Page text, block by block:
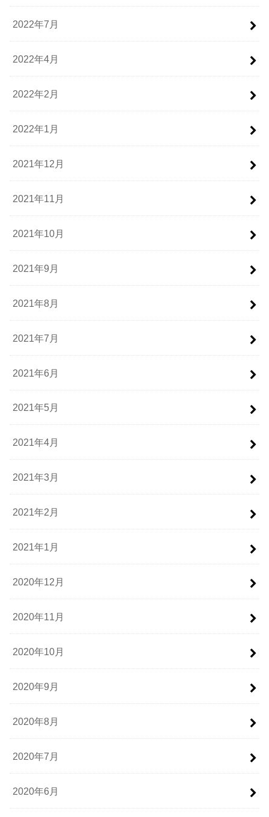
2022年7月
2022年4月
2022年2月
2022年1月
2021年12月
2021年11月
2021年10月
2021年9月
2021年8月
2021年7月
2021年6月
2021年5月
2021年4月
2021年3月
2021年2月
2021年1月
2020年12月
2020年11月
2020年10月
2020年9月
2020年8月
2020年7月
2020年6月